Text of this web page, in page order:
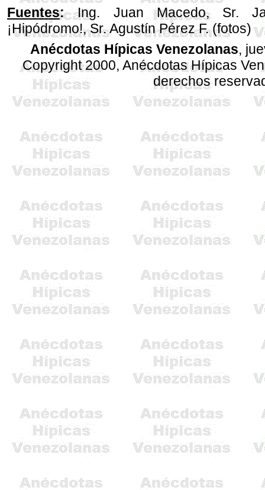
Fuentes:Ing. Juan Macedo, Sr.
¡Hipódromo!, Sr. Agustín Pérez F. (fotos)
Anécdotas Hípicas Venezolanas,
Copyright 2000, Anécdotas Hípicas
derechos